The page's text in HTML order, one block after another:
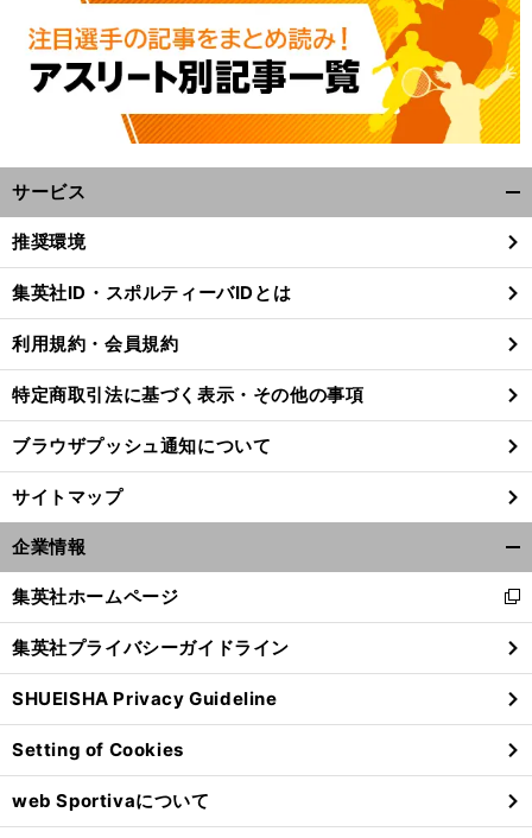
サービス
閉
る
推奨環境
集英社ID・スポルティーバIDとは
利用規約・会員規約
特定商取引法に基づく表示・その他の事項
ブラウザプッシュ通知について
サイトマップ
企業情報
閉
る
集英社ホームページ
新
し
い
ウ
ィ
ン
ド
ウ
で
開
集英社プライバシーガイドライン
SHUEISHA Privacy Guideline
Setting of Cookies
web Sportivaについて